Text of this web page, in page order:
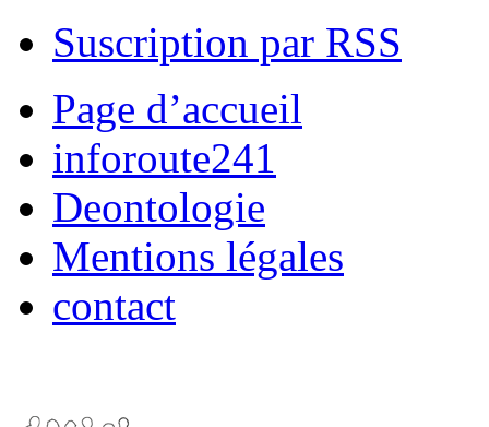
Suscription par RSS
Page d’accueil
inforoute241
Deontologie
Mentions légales
contact